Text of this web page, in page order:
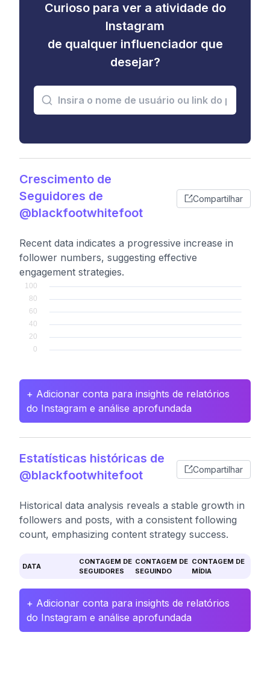
Curioso para ver a atividade do
Instagram
de qualquer influenciador que
desejar?
Crescimento de
Seguidores de
@blackfootwhitefoot
Compartilhar
Recent data indicates a progressive increase in
follower numbers, suggesting effective
engagement strategies.
+ Adicionar conta para insights de relatórios
do Instagram e análise aprofundada
Estatísticas históricas de
@blackfootwhitefoot
Compartilhar
Historical data analysis reveals a stable growth in
followers and posts, with a consistent following
count, emphasizing content strategy success.
DATA
CONTAGEM DE
SEGUIDORES
CONTAGEM DE
SEGUINDO
CONTAGEM DE
MÍDIA
+ Adicionar conta para insights de relatórios
do Instagram e análise aprofundada